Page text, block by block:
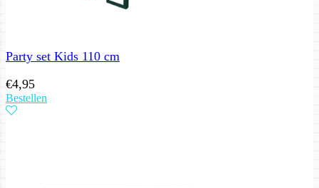
Party set Kids 110 cm
€4,95
Bestellen